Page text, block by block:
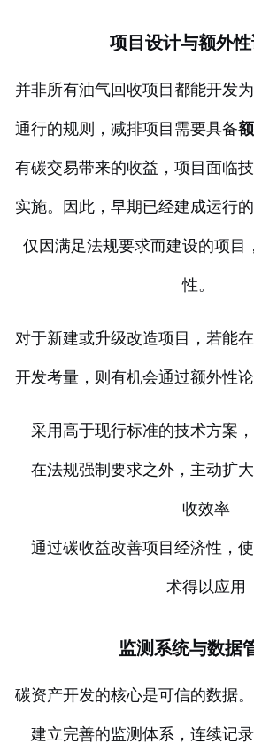
项目设计与额外
并非所有油气回收项目都能开发
通行的规则，减排项目需要具备
有碳交易带来的收益，项目面临
实施。因此，早期已经建成运行
仅因满足法规要求而建设的项目
性。
对于新建或升级改造项目，若能
开发考量，则有机会通过额外性
采用高于现行标准的技术方案
在法规强制要求之外，主动扩
收效率
通过碳收益改善项目经济性，
术得以应用
监测系统与数据
碳资产开发的核心是可信的数据
建立完善的监测体系，连续记